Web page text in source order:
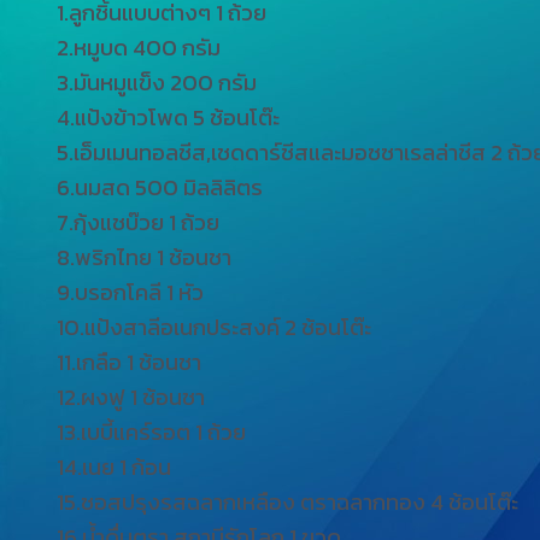
1.ลูกชิ้นแบบต่างๆ 1 ถ้วย
2.หมูบด 400 กรัม
3.มันหมูแข็ง 200 กรัม
4.แป้งข้าวโพด 5 ช้อนโต๊ะ
5.เอ็มเมนทอลชีส,เชดดาร์ชีสและมอซซาเรลล่าชีส 2 ถ้ว
6.นมสด 500 มิลลิลิตร
7.กุ้งแชบ๊วย 1 ถ้วย
8.พริกไทย 1 ช้อนชา
9.บรอกโคลี 1 หัว
10.แป้งสาลีอเนกประสงค์ 2 ช้อนโต๊ะ
11.เกลือ 1 ช้อนชา
12.ผงฟู 1 ช้อนชา
13.เบบี้แคร์รอต 1 ถ้วย
14.เนย 1 ก้อน
15.ซอสปรุงรสฉลากเหลือง ตราฉลากทอง 4 ช้อนโต๊ะ